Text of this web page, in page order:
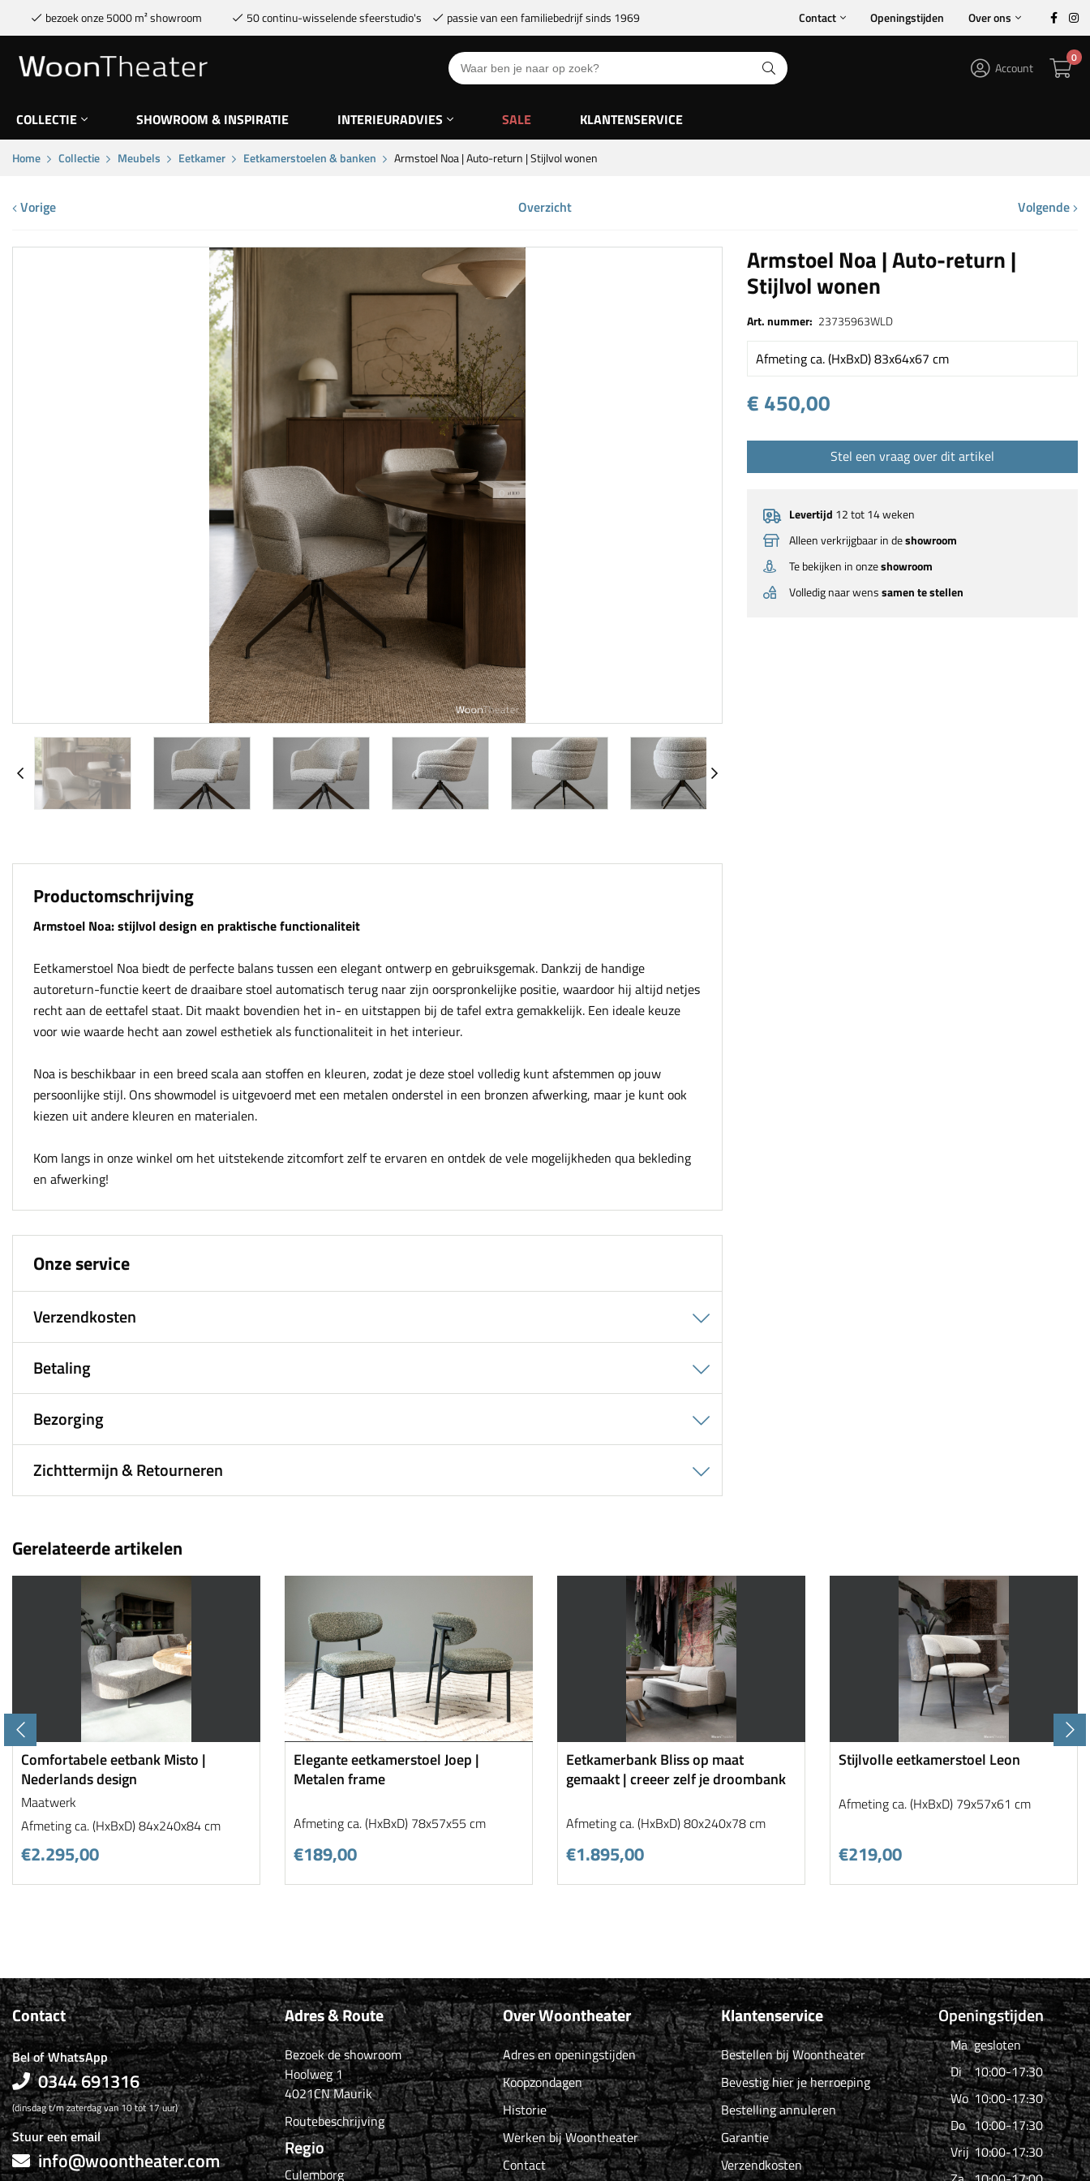
bezoek onze 5000 m² showroom 50 continu-wisselende sfeerstudio's passie van een familiebedrijf sinds 1969 Contact Openingstijden Over ons
0
Account
COLLECTIE SHOWROOM & INSPIRATIE INTERIEURADVIES SALE KLANTENSERVICE
Home Collectie Meubels Eetkamer Eetkamerstoelen & banken Armstoel Noa | Auto-return | Stijlvol wonen
Vorige Overzicht Volgende
Productomschrijving
Armstoel Noa: stijlvol design en praktische functionaliteit
Eetkamerstoel Noa biedt de perfecte balans tussen een elegant ontwerp en gebruiksgemak. Dankzij de handige
autoreturn-functie keert de draaibare stoel automatisch terug naar zijn oorspronkelijke positie, waardoor hij altijd netjes
recht aan de eettafel staat. Dit maakt bovendien het in- en uitstappen bij de tafel extra gemakkelijk. Een ideale keuze
voor wie waarde hecht aan zowel esthetiek als functionaliteit in het interieur.
Noa is beschikbaar in een breed scala aan stoffen en kleuren, zodat je deze stoel volledig kunt afstemmen op jouw
persoonlijke stijl. Ons showmodel is uitgevoerd met een metalen onderstel in een bronzen afwerking, maar je kunt ook
kiezen uit andere kleuren en materialen.
Kom langs in onze winkel om het uitstekende zitcomfort zelf te ervaren en ontdek de vele mogelijkheden qua bekleding
en afwerking!
Onze service
Verzendkosten
Betaling
Bezorging
Zichttermijn & Retourneren
Armstoel Noa | Auto-return |
Stijlvol wonen
Art. nummer: 23735963WLD
Afmeting ca. (HxBxD) 83x64x67 cm
€ 450,00
Stel een vraag over dit artikel
Levertijd 12 tot 14 weken
Alleen verkrijgbaar in deshowroom
Te bekijken in onzeshowroom
Volledig naar wenssamen te stellen
Gerelateerde artikelen
Comfortabele eetbank Misto |
Nederlands design
Maatwerk
Afmeting ca. (HxBxD) 84x240x84 cm
€2.295,00
Elegante eetkamerstoel Joep |
Metalen frame
Afmeting ca. (HxBxD) 78x57x55 cm
€189,00
Eetkamerbank Bliss op maat
gemaakt | creeer zelf je droombank
Afmeting ca. (HxBxD) 80x240x78 cm
€1.895,00
Stijlvolle eetkamerstoel Leon
Afmeting ca. (HxBxD) 79x57x61 cm
€219,00
Contact
Bel of WhatsApp
0344 691316
(dinsdag t/m zaterdag van 10 tot 17 uur)
Stuur een email
info@woontheater.com
Adres & Route
Bezoek de showroom
Hoolweg 1
4021CN Maurik
Routebeschrijving
Regio
Culemborg
Over Woontheater
Adres en openingstijden
Koopzondagen
Historie
Werken bij Woontheater
Contact
Klantenservice
Bestellen bij Woontheater
Bevestig hier je herroeping
Bestelling annuleren
Garantie
Verzendkosten
Openingstijden
Ma gesloten
Di
10:00-17:30
Wo 10:00-17:30
Do 10:00-17:30
Vrij 10:00-17:30